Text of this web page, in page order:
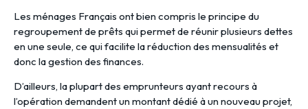
Les ménages Français ont bien compris le principe du
regroupement de prêts qui permet de réunir plusieurs dettes
en une seule, ce qui facilite la réduction des mensualités et
donc la gestion des finances.
D’ailleurs, la plupart des emprunteurs ayant recours à
l’opération demandent un montant dédié à un nouveau projet,